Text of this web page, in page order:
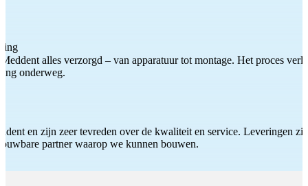
alles verzorgd – van apparatuur tot montage. Het proces
onderweg.
en zijn zeer tevreden over de kwaliteit en service. Leveringen
partner waarop we kunnen bouwen.